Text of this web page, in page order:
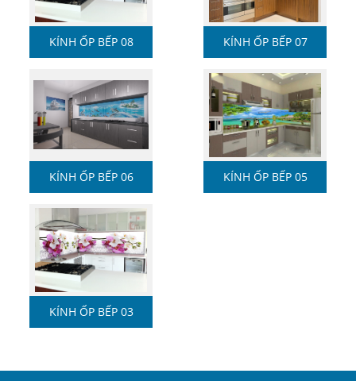
KÍNH ỐP BẾP 08 KÍNH ỐP BẾP 07
KÍNH ỐP BẾP 06 KÍNH ỐP BẾP 05
KÍNH ỐP BẾP 03